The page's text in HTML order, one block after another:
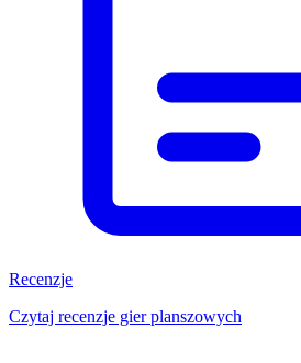
Recenzje
Czytaj recenzje gier planszowych